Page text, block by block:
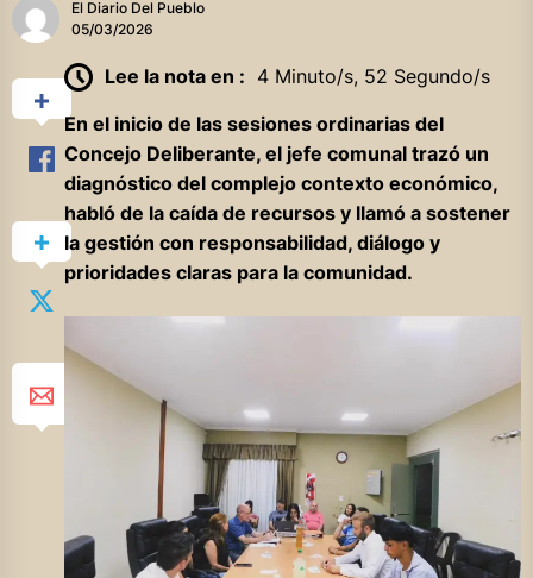
El Diario Del Pueblo
05/03/2026
Lee la nota en : 4 Minuto/s, 52 Segundo/s
En el inicio de las sesiones ordinarias del
Concejo Deliberante, el jefe comunal trazó un
diagnóstico del complejo contexto económico,
habló de la caída de recursos y llamó a sostener
la gestión con responsabilidad, diálogo y
prioridades claras para la comunidad.